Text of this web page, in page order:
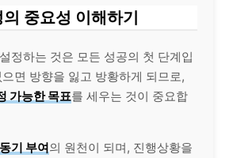
중요성 이해하기
정하는 것은 모든 성공의 첫 단계입
면 방향을 잃고 방황하게 되므로,
가능한 목표를 세우는 것이 중요합
동기 부여의 원천이 되며, 진행상황을